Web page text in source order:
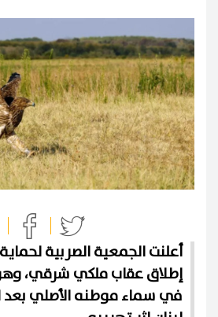
أعلنت الجمعية الصربية
إطلاق عقاب ملكي شرقي،
في سماء موطنه الأصلي بعد